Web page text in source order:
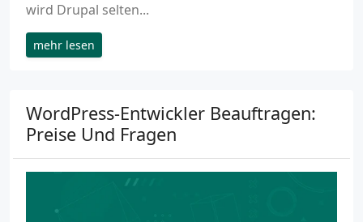
wird Drupal selten...
mehr lesen
WordPress-Entwickler Beauftragen:
Preise Und Fragen